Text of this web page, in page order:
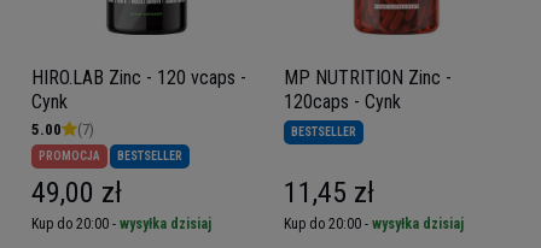
HIRO.LAB Zinc - 120 vcaps -
Cynk
5.00 (7)
PROMOCJA BESTSELLER
49,00 zł
Kup do 20:00 - wysyłka dzisiaj
MP NUTRITION Zinc -
120caps - Cynk
BESTSELLER
11,45 zł
Kup do 20:00 - wysyłka dzisiaj